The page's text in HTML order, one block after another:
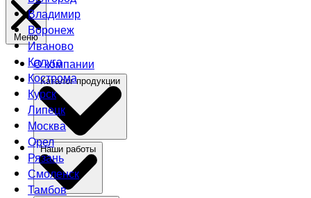
Владимир
Воронеж
Иваново
Калуга
Кострома
Курск
Липецк
Москва
Орел
Рязань
Смоленск
Тамбов
Меню
О компании